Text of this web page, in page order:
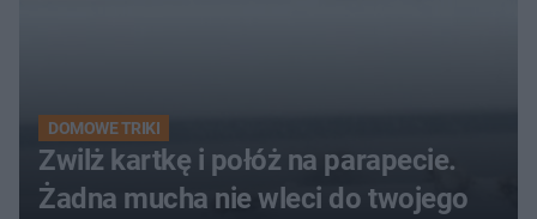
DOMOWE TRIKI
Zwilż kartkę i połóż na parapecie.
Żadna mucha nie wleci do twojego